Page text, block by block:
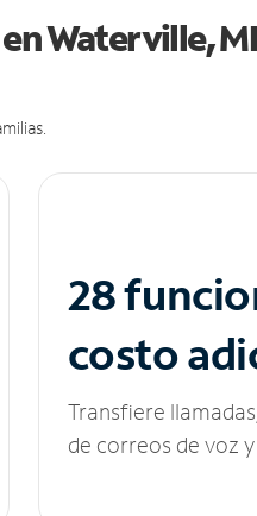
Waterville,
28
costo
Transfiere
de correos de voz